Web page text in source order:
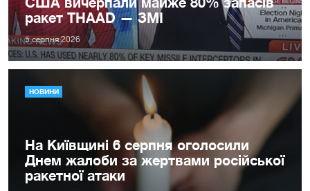
ракет THAAD — ЗМІ
5 серпня 2026
НОВИНИ
На Київщині 6 серпня оголосили
Днем жалоби за жертвами російської
ракетної атаки